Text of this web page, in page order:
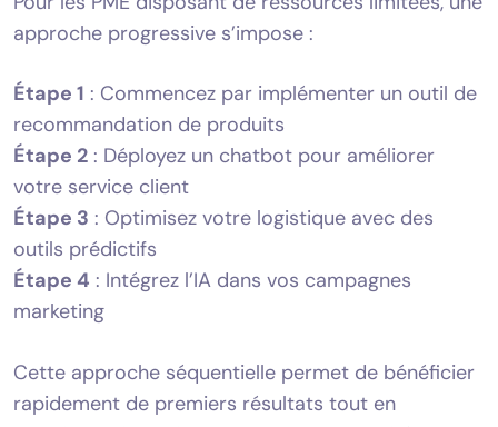
approche progressive s’impose :
Étape 1 : Commencez par implémenter un outil de
recommandation de produits
Étape 2 : Déployez un chatbot pour améliorer
votre service client
Étape 3 : Optimisez votre logistique avec des
outils prédictifs
Étape 4 : Intégrez l’IA dans vos campagnes
marketing
Cette approche séquentielle permet de bénéficier
rapidement de premiers résultats tout en